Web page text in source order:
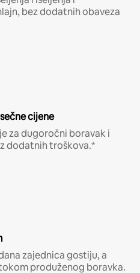
bez dodatnih obaveza
cijene
za dugoročni boravak i
dodatnih troškova.*
zajednica gostiju, a
produženog boravka.